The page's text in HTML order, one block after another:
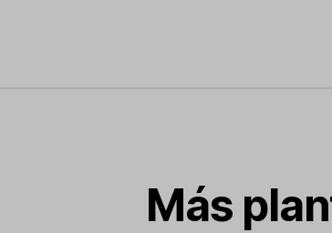
Más